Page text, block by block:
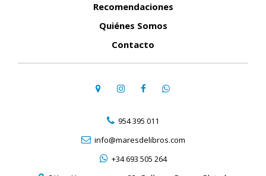
Recomendaciones
Quiénes Somos
Contacto
954 395 011
info@maresdelibros.com
+34 693 505 264